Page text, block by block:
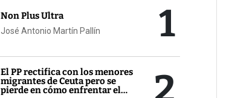
Non Plus Ultra
José Antonio Martín Pallín 1
El PP rectifica con los menores
migrantes de Ceuta pero se
pierde en cómo enfrentar el
2